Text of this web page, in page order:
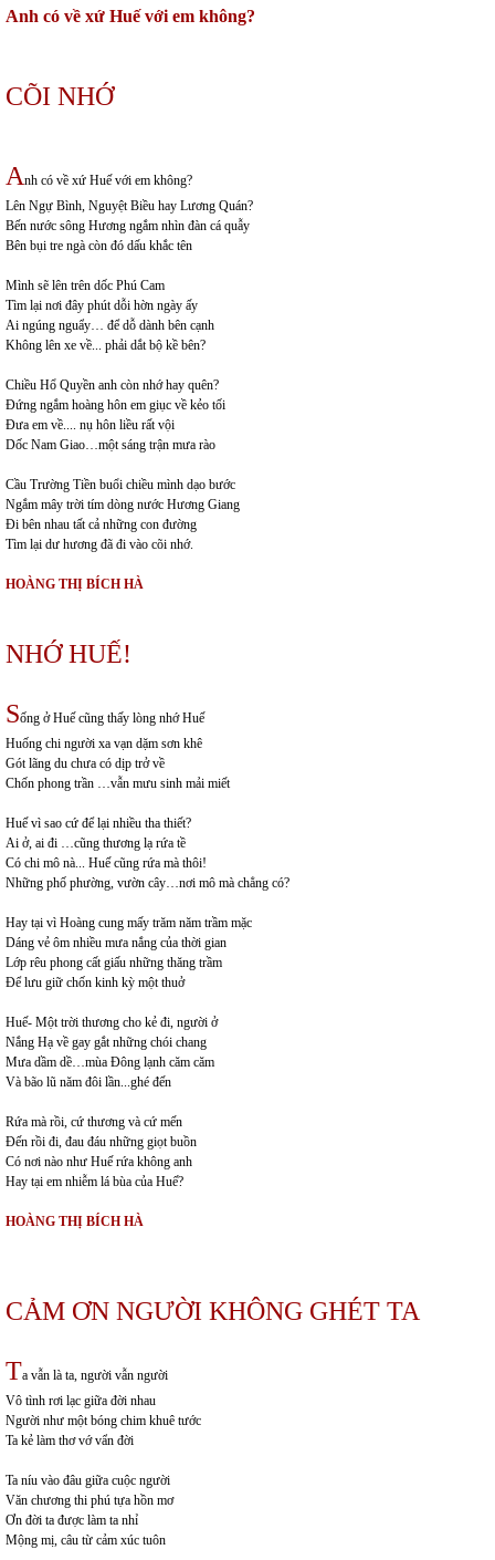
Anh có về xứ Huế với em không?
CÕI NHỚ
Anh có về xứ Huế với em không?
Lên Ngự Bình, Nguyệt Biều hay Lương Quán?
Bến nước sông Hương ngắm nhìn đàn cá quẫy
Bên bụi tre ngà còn đó dấu khắc tên
Mình sẽ lên trên dốc Phú Cam
Tìm lại nơi đây phút dỗi hờn ngày ấy
Ai ngúng nguẩy… để dỗ dành bên cạnh
Không lên xe về... phải dắt bộ kề bên?
Chiều Hổ Quyền anh còn nhớ hay quên?
Đứng ngắm hoàng hôn em giục về kẻo tối
Đưa em về.... nụ hôn liều rất vội
Dốc Nam Giao…một sáng trận mưa rào
Cầu Trường Tiền buổi chiều mình dạo bước
Ngắm mây trời tím dòng nước Hương Giang
Đi bên nhau tất cả những con đường
Tìm lại dư hương đã đi vào cõi nhớ.
HOÀNG THỊ BÍCH HÀ
NHỚ HUẾ!
Sống ở Huế cũng thấy lòng nhớ Huế
Huống chi người xa vạn dặm sơn khê
Gót lãng du chưa có dịp trở về
Chốn phong trần …vẫn mưu sinh mải miết
Huế vì sao cứ để lại nhiều tha thiết?
Ai ở, ai đi …cũng thương lạ rứa tề
Có chi mô nà... Huế cũng rứa mà thôi!
Những phố phường, vườn cây…nơi mô mà chẳng có?
Hay tại vì Hoàng cung mấy trăm năm trầm mặc
Dáng vẻ ôm nhiều mưa nắng của thời gian
Lớp rêu phong cất giấu những thăng trầm
Để lưu giữ chốn kinh kỳ một thuở
Huế- Một trời thương cho kẻ đi, người ở
Nắng Hạ về gay gắt những chói chang
Mưa dầm dề…mùa Đông lạnh căm căm
Và bão lũ năm đôi lần...ghé đến
Rứa mà rồi, cứ thương và cứ mến
Đến rồi đi, đau đáu những giọt buồn
Có nơi nào như Huế rứa không anh
Hay tại em nhiễm lá bùa của Huế?
HOÀNG THỊ BÍCH HÀ
CẢM ƠN NGƯỜI KHÔNG GHÉT TA
Ta vẫn là ta, người vẫn người
Vô tình rơi lạc giữa đời nhau
Người như một bóng chim khuê tước
Ta kẻ làm thơ vớ vẩn đời
Ta níu vào đâu giữa cuộc người
Văn chương thi phú tựa hồn mơ
Ơn đời ta được làm ta nhỉ
Mộng mị, câu từ cảm xúc tuôn